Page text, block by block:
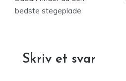
bedste stegeplade
Skriv et svar